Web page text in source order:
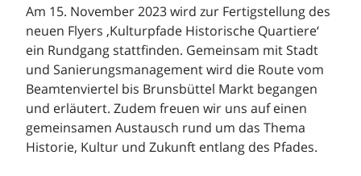
Am 15. November 2023 wird zur Fertigstellung des
neuen Flyers ‚Kulturpfade Historische Quartiere‘
ein Rundgang stattfinden. Gemeinsam mit Stadt
und Sanierungsmanagement wird die Route vom
Beamtenviertel bis Brunsbüttel Markt begangen
und erläutert. Zudem freuen wir uns auf einen
gemeinsamen Austausch rund um das Thema
Historie, Kultur und Zukunft entlang des Pfades.